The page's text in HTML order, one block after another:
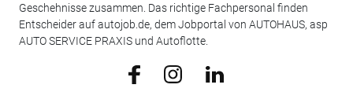
Geschehnisse zusammen. Das richtige Fachpersonal finden
Entscheider auf autojob.de, dem Jobportal von AUTOHAUS, asp
AUTO SERVICE PRAXIS und Autoflotte.